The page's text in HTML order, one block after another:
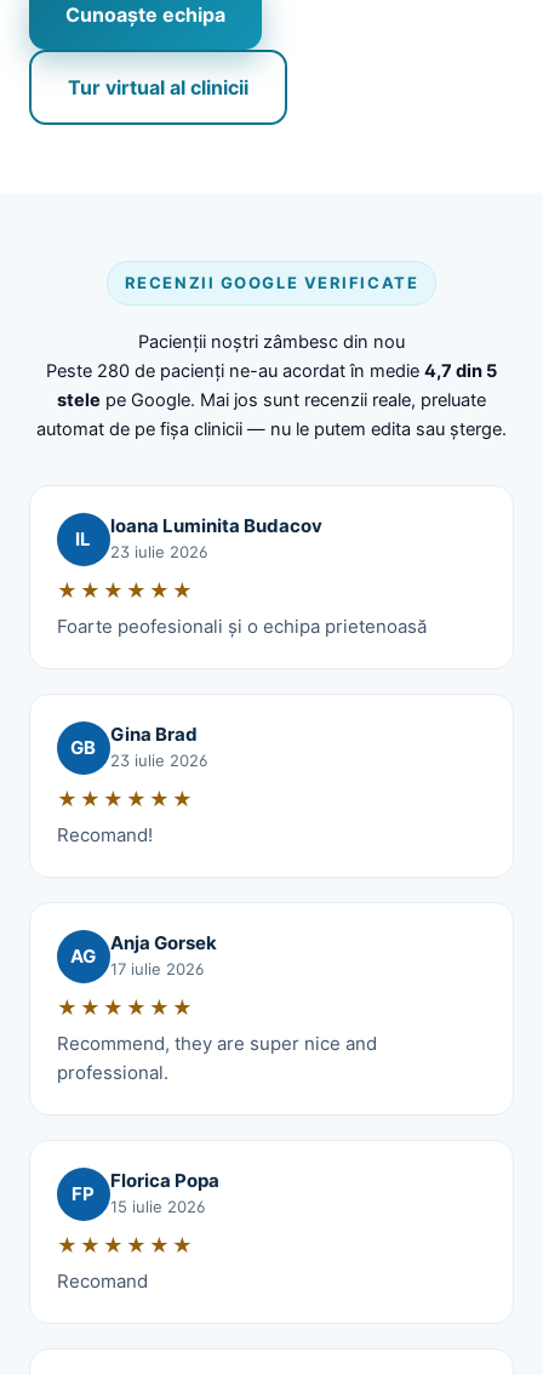
Cunoaște echipa
Tur virtual al clinicii
RECENZII GOOGLE VERIFICATE
Pacienții noștri zâmbesc din nou
Peste 280 de pacienți ne-au acordat în medie 4,7 din 5
stele pe Google. Mai jos sunt recenzii reale, preluate
automat de pe fișa clinicii — nu le putem edita sau șterge.
IL
Ioana Luminita Budacov
23 iulie 2026
★★★★★★
Foarte peofesionali și o echipa prietenoasă
GB
Gina Brad
23 iulie 2026
★★★★★★
Recomand!
AG
Anja Gorsek
17 iulie 2026
★★★★★★
Recommend, they are super nice and
professional.
FP
Florica Popa
15 iulie 2026
★★★★★★
Recomand